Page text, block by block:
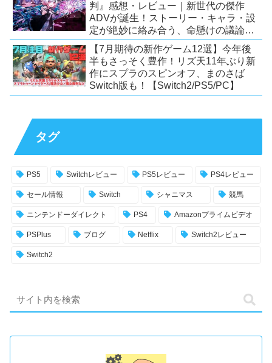
判』感想・レビュー｜新世代の傑作
ADVが誕生！ストーリー・キャラ・設
定が絶妙に絡み合う、命懸けの議論ミ
ステリー【PC/Switch】
【7月期待の新作ゲーム12選】今年後
半もさっそく豊作！リズ天11年ぶり新
作にスプラのスピンオフ、まのさば
Switch版も！【Switch2/PS5/PC】
タグ
PS5 Switchレビュー PS5レビュー PS4レビュー
セール情報 Switch シャニマス 競馬
ニンテンドーダイレクト PS4 Amazonプライムビデオ
PSPlus ブログ Netflix Switch2レビュー
Switch2